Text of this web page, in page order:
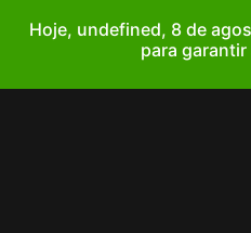
Hoje, undefined, 8 de
para garantir